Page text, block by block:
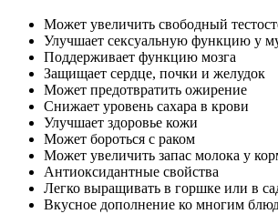
Может увеличить свободный
Улучшает сексуальную функцию у
Поддерживает функцию мозга
Защищает сердце, почки и желудок
Может предотвратить ожирение
Снижает уровень сахара в крови
Улучшает здоровье кожи
Может бороться с раком
Может увеличить запас молока у
Антиоксидантные свойства
Легко выращивать в горшке или в
Вкусное дополнение ко многим